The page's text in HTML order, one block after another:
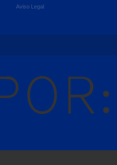
Aviso Legal